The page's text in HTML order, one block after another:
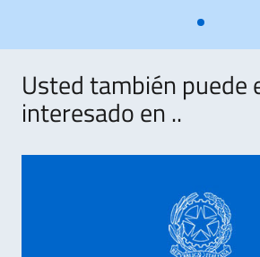
Usted también puede
interesado en ..